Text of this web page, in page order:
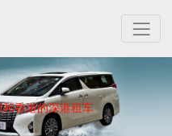
香港的深港租车